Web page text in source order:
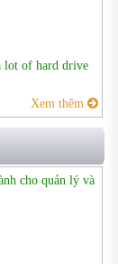
lot of hard drive
Xem thêm
cho quản lý và